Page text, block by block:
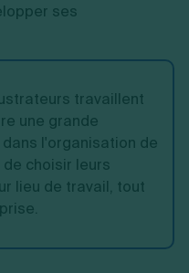
ses
travaillent
une grande
l'organisation de
choisir leurs
lieu de travail, tout